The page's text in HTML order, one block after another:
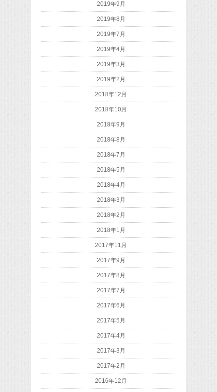
2019年9月
2019年8月
2019年7月
2019年4月
2019年3月
2019年2月
2018年12月
2018年10月
2018年9月
2018年8月
2018年7月
2018年5月
2018年4月
2018年3月
2018年2月
2018年1月
2017年11月
2017年9月
2017年8月
2017年7月
2017年6月
2017年5月
2017年4月
2017年3月
2017年2月
2016年12月